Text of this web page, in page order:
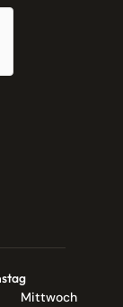
Mittwoch